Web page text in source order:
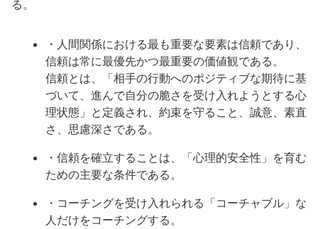
る。
・人間関係における最も重要な要素は信頼であり、
信頼は常に最優先かつ最重要の価値観である。
信頼とは、「相手の行動へのポジティブな期待に基
づいて、進んで自分の脆さを受け入れようとする心
理状態」と定義され、約束を守ること、誠意、素直
さ、思慮深さである。
・信頼を確立することは、「心理的安全性」を育む
ための主要な条件である。
・コーチングを受け入れられる「コーチャブル」な
人だけをコーチングする。